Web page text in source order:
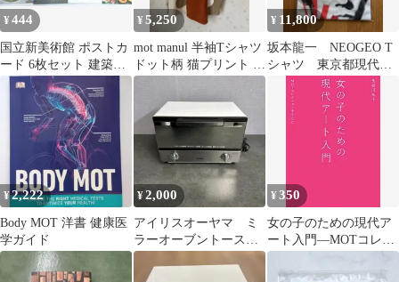
¥444
国立新美術館 ポストカ
ード 6枚セット 建築デ
ザイン アート
¥5,250
mot manul 半袖Tシャツ
ドット柄 猫プリント 新
品 タグ付き
¥ 11,800
坂本龍一 NEOGEO T
シャツ 東京都現代美
術館 会場限定 メデ
ィコムトイ
¥2,222
Body MOT 洋書 健康医
学ガイド
¥2,000
アイリスオーヤマ ミ
ラーオーブントースタ
ー MOT-O11 2021年製
¥350
女の子のための現代ア
ート入門―MOTコレク
ションを中心に／長谷
川 祐子